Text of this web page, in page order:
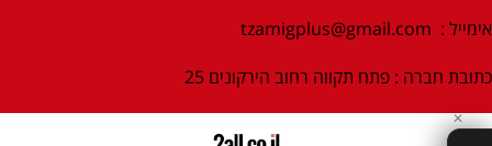
אימייל : tzamigplus@gmail.com
כתובת חברה : פתח תקווה רחוב הירקונים 25
✕